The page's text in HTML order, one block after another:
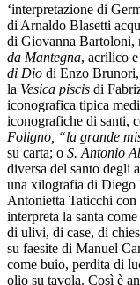
‘interpretazione di
di Arnaldo Blasetti
di Giovanna Bartoloni,
da Mantegna, acrilico
di Dio di Enzo Brunori,
la Vesica piscis di
iconografica tipica
iconografiche di santi,
Foligno, “la grande
su carta; o S. Antonio
diversa del santo degli
una xilografia di Diego
Antonietta Taticchi con
interpreta la santa
di ulivi, di case, di
su faesite di Manuel
come buio, perdita di
olio su tavola. Così è